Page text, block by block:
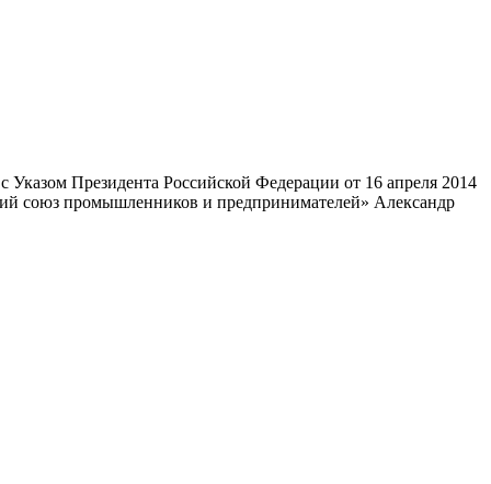
Президента Российской Федерации от 16 апреля 2014
союз промышленников и предпринимателей» Александр